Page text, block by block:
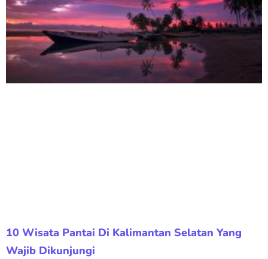
10 Wisata Pantai Di Kalimantan Selatan Yang
Wajib Dikunjungi